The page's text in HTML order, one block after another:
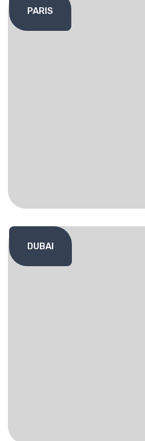
PARIS
DUBAI